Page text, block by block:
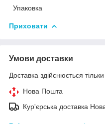
Упаковка
Приховати
Умови доставки
Доставка здійснюється
Нова Пошта
Кур'єрська доставка